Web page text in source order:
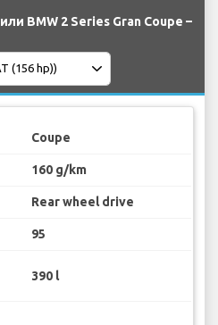
BMW 2 Series Gran Coupe –
Coupe
160 g/km
Rear wheel drive
95
390 l